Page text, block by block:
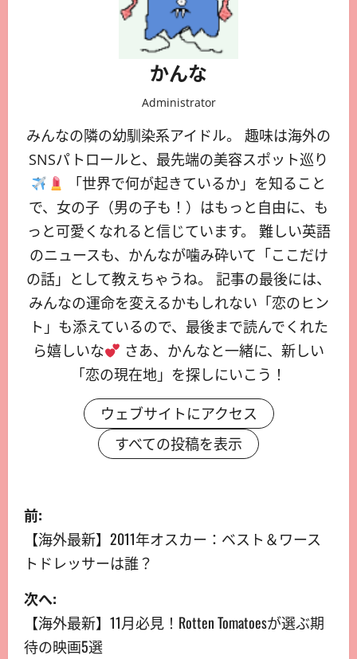
かんな
Administrator
みんなの隣の幼馴染系アイドル。 趣味は海外の
SNSパトロールと、最先端の美容スポット巡り
「世界で何が起きているか」を知ること
で、女の子（男の子も！）はもっと自由に、も
っと可愛くなれると信じています。 難しい英語
のニュースも、かんなが噛み砕いて「ここだけ
の話」として教えちゃうね。 記事の最後には、
みんなの運命を変えるかもしれない「恋のヒン
ト」も添えているので、最後まで読んでくれた
ら嬉しいな
さあ、かんなと一緒に、新しい
「恋の現在地」を探しにいこう！
ウェブサイトにアクセス
すべての投稿を表示
前:
【海外最新】2011年オスカー：ベスト＆ワース
トドレッサーは誰？
次へ:
【海外最新】11月必見！Rotten Tomatoesが選ぶ期
待の映画5選